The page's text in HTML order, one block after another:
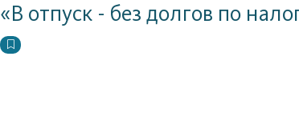
«В отпуск - без долгов по